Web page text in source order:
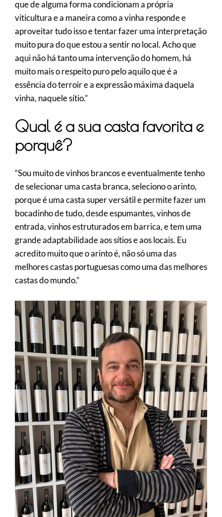
que de alguma forma condicionam a própria
viticultura e a maneira como a vinha responde e
aproveitar tudo isso e tentar fazer uma interpretação
muito pura do que estou a sentir no local. Acho que
aqui não há tanto uma intervenção do homem, há
muito mais o respeito puro pelo aquilo que é a
essência do terroir e a expressão máxima daquela
vinha, naquele sítio.”
Qual é a sua casta favorita e
porquê?
“Sou muito de vinhos brancos e eventualmente tenho
de selecionar uma casta branca, seleciono o arinto,
porque é uma casta super versátil e permite fazer um
bocadinho de tudo, desde espumantes, vinhos de
entrada, vinhos estruturados em barrica, e tem uma
grande adaptabilidade aos sítios e aos locais. Eu
acredito muito que o arinto é, não só uma das
melhores castas portuguesas como uma das melhores
castas do mundo.”